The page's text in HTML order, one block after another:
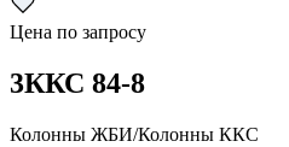
Цена по запросу
3ККС 84-8
Колонны ЖБИ/Колонны ККС